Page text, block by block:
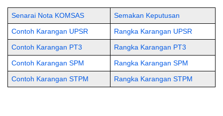
Senarai Nota KOMSAS Semakan Keputusan
Contoh Karangan UPSR Rangka Karangan UPSR
Contoh Karangan PT3 Rangka Karangan PT3
Contoh Karangan SPM Rangka Karangan SPM
Contoh Karangan STPM Rangka Karangan STPM